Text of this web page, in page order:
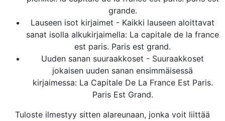
grande.
Lauseen isot kirjaimet - Kaikki lauseen aloittavat
sanat isolla alkukirjaimella: La capitale de la france
est paris. Paris est grand.
Uuden sanan suuraakkoset - Suuraakkoset
jokaisen uuden sanan ensimmäisessä
kirjaimessa: La Capitale De La France Est Paris.
Paris Est Grand.
Tuloste ilmestyy sitten alareunaan, jonka voit liittää